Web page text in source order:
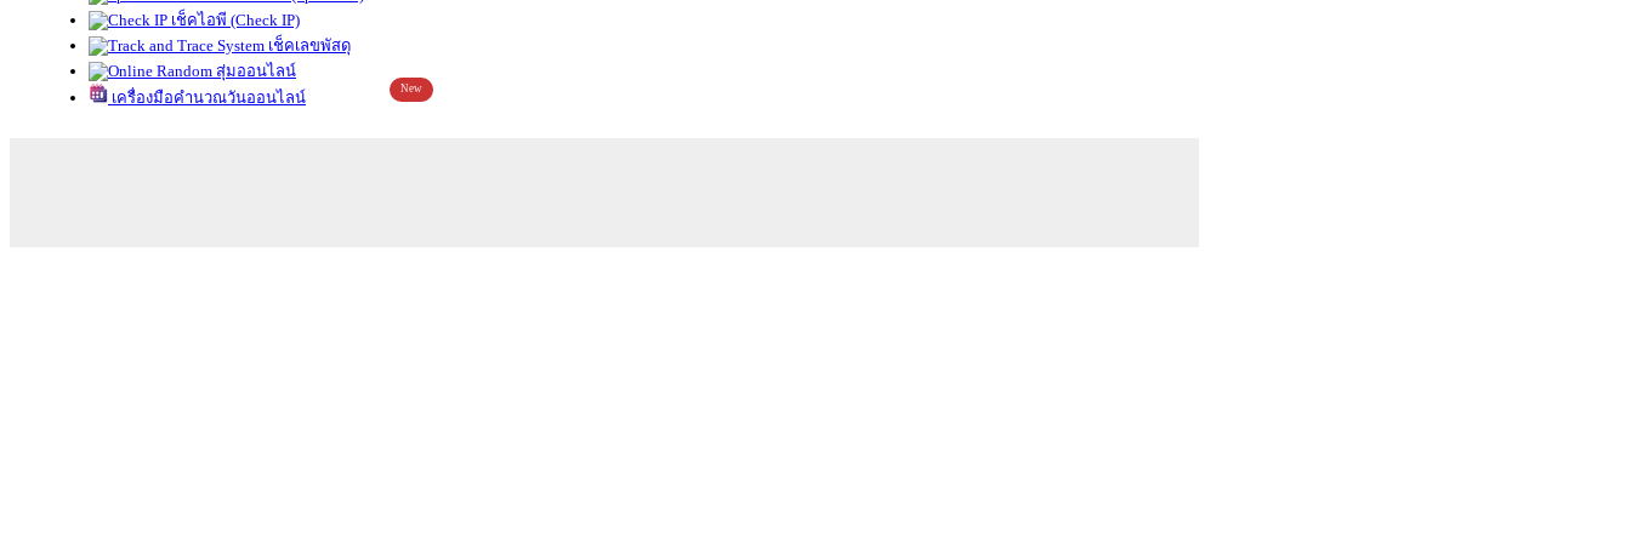
เช็คไอพี (Check IP)
เช็คเลขพัสดุ
สุ่มออนไลน์
เครื่องมือคำนวณวันออนไลน์
New